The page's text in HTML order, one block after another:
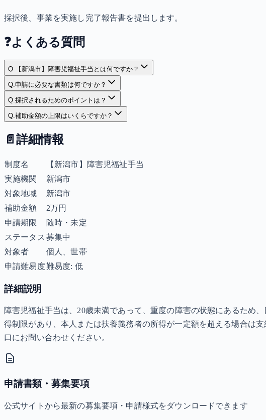
採択後、事業を実施し完了報告書を提出します。
❓よくある質問
Q. 【新潟市】障害児福祉手当とは何ですか？
Q.申請に必要な書類は何ですか？
Q.採択されるためのポイントは？
Q.補助金額の上限はいくらですか？
📄 詳細情報
制度名
【新潟市】障害児福祉手当
実施機関
新潟市
対象地域
新潟市
補助金額
2万円
申請期限
随時・未定
ステータス 募集中
対象者
個人、世帯
申請難易度難易度: 低
詳細説明
障害児福祉手当は、20歳未満であって、重度の障害の状態にあるため
得制限があり、本人または扶養義務者の所得が一定額を超える場合は
口にお問い合わせください。
申請書類・募集要項
公式サイトから最新の募集要項・申請様式をダウンロードできます